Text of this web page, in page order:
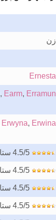
زن
Ernesta
, Earm, Erramun
Erwyna, Erwina
4.5/5 ستاره
4.5/5 ستاره
4.5/5 ستاره
4.5/5 ستاره